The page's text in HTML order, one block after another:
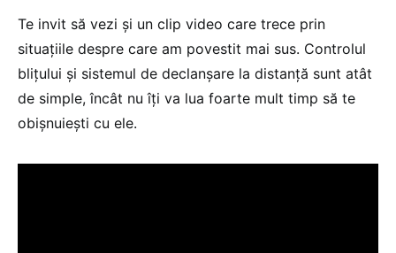
Te invit să vezi și un clip video care trece prin
situațiile despre care am povestit mai sus. Controlul
blițului și sistemul de declanșare la distanță sunt atât
de simple, încât nu îți va lua foarte mult timp să te
obișnuiești cu ele.